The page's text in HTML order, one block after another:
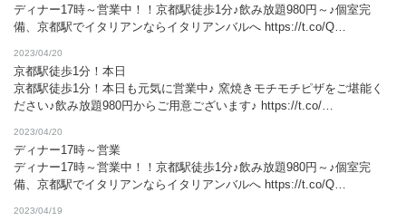
ディナー17時～営業中！！京都駅徒歩1分♪飲み放題980円～♪個室完
備、京都駅でイタリアンならイタリアンバルへ https://t.co/Q…
2023/04/20
京都駅徒歩1分！本日
京都駅徒歩1分！本日も元気に営業中♪ 窯焼きモチモチピザをご堪能く
ださい♪飲み放題980円からご用意ございます♪ https://t.co/…
2023/04/20
ディナー17時～営業
ディナー17時～営業中！！京都駅徒歩1分♪飲み放題980円～♪個室完
備、京都駅でイタリアンならイタリアンバルへ https://t.co/Q…
2023/04/19